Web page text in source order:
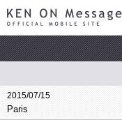
2015/07/15
Paris